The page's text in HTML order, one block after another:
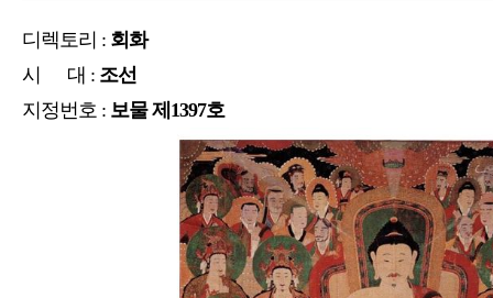
디렉토리 : 회화
시 대 : 조선
지정번호 : 보물 제1397호